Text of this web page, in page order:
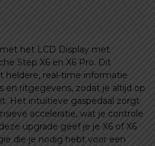
het LCD Display met
Step X6 en X6 Pro. Dit
heldere, real-time informatie
en ritgegevens, zodat je altijd op
Het intuïtieve gaspedaal zorgt
acceleratie, wat je controle
upgrade geef je je X6 of X6
die je nodig hebt voor een